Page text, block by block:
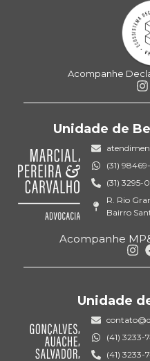
Acompanhe
Unidade de
(31)
(31) 3295-
R. Rio
Bairro
Acompanhe
Unidade
(41) 3233-
(41) 3233-